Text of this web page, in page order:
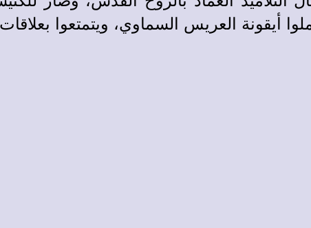
أيقونة العريس السماوي، ويتمتعوا